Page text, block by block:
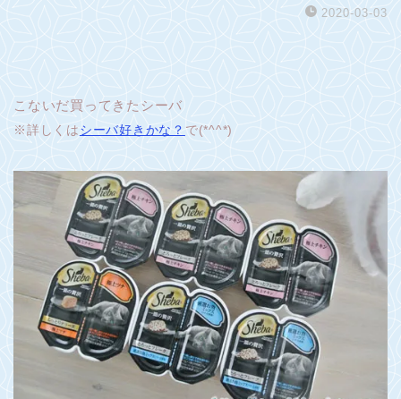
2020-03-03
こないだ買ってきたシーバ
※詳しくはシーバ好きかな？ で(*^^*)